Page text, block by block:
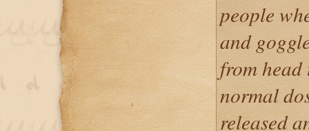
people
and
from head
normal
released